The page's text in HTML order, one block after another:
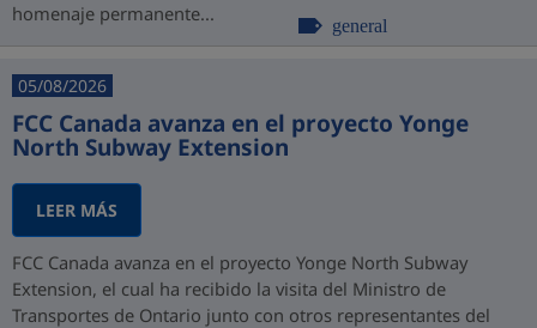
homenaje permanente...
general
05/08/2026
FCC Canada avanza en el proyecto Yonge
North Subway Extension
LEER MÁS
FCC Canada avanza en el proyecto Yonge North Subway
Extension, el cual ha recibido la visita del Ministro de
Transportes de Ontario junto con otros representantes del